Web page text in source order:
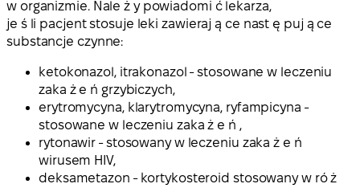
w organizmie. Nale ż y powiadomi ć lekarza,
je ś li pacjent stosuje leki zawieraj ą ce nast ę puj ą ce
substancje czynne:
ketokonazol, itrakonazol - stosowane w leczeniu
zaka ż e ń grzybiczych,
erytromycyna, klarytromycyna, ryfampicyna -
stosowane w leczeniu zaka ż e ń ,
rytonawir - stosowany w leczeniu zaka ż e ń
wirusem HIV,
deksametazon - kortykosteroid stosowany w ró ż